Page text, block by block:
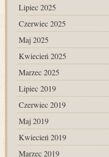
Lipiec 2025
Czerwiec 2025
Maj 2025
Kwiecień 2025
Marzec 2025
Lipiec 2019
Czerwiec 2019
Maj 2019
Kwiecień 2019
Marzec 2019